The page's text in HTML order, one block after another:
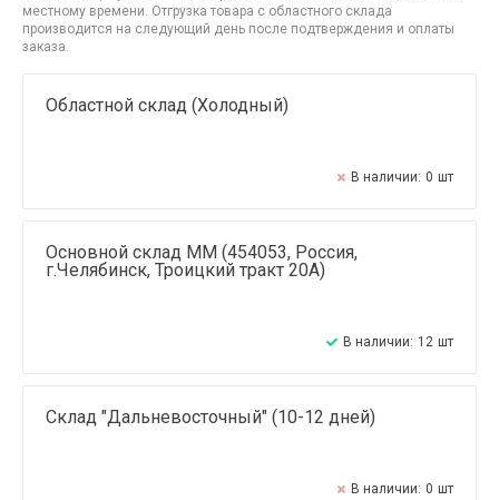
местному времени. Отгрузка товара с областного склада
производится на следующий день после подтверждения и оплаты
заказа.
Областной склад (Холодный)
В наличии: 0 шт
Основной склад ММ (454053, Россия,
г.Челябинск, Троицкий тракт 20А)
В наличии: 12 шт
Склад "Дальневосточный" (10-12 дней)
В наличии: 0 шт